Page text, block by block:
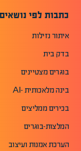
כתבות לפי נושאים
איתור נזילות
בדק בית
בוגרים מצטיינים
בינה מלאכותית -AI
בכירים ממליצים
המלצות-בוגרים
הערכת אמנות ועיצוב